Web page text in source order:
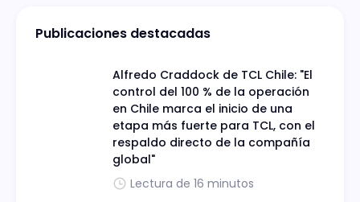
Publicaciones destacadas
Alfredo Craddock de TCL Chile: "El
control del 100 % de la operación
en Chile marca el inicio de una
etapa más fuerte para TCL, con el
respaldo directo de la compañía
global"
Lectura de 16 minutos